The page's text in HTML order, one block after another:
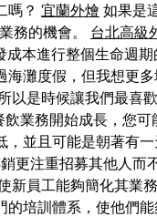
嗎？ 宜蘭外燴 如果是
務的機會。 台北高級
成本進行整個生命週
灘度假，但我想更
是時候讓我們最喜
業務開始成長，您
並且可能是朝著有
更注重招募其他人而
新員工能夠簡化其業
培訓體系，使他們